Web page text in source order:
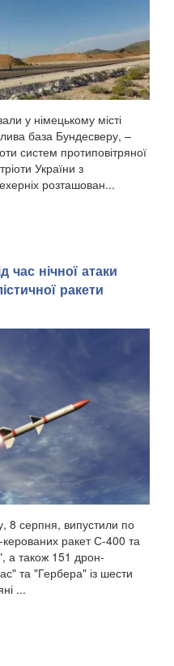
у німецькому місті
база Бундесверу, –
систем протиповітряної
України з
розташован...
нічної атаки
ракети
8 серпня, випустили по
керованих ракет С-400 та
а також 151 дрон-
та "Гербера" із шести
...